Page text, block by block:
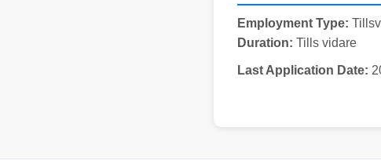
Employment Type:
Duration: Tills vidare
Last Application Date: